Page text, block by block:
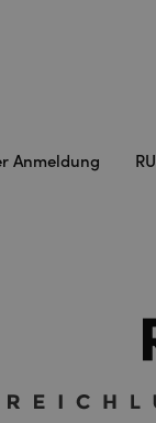
Anmeldung